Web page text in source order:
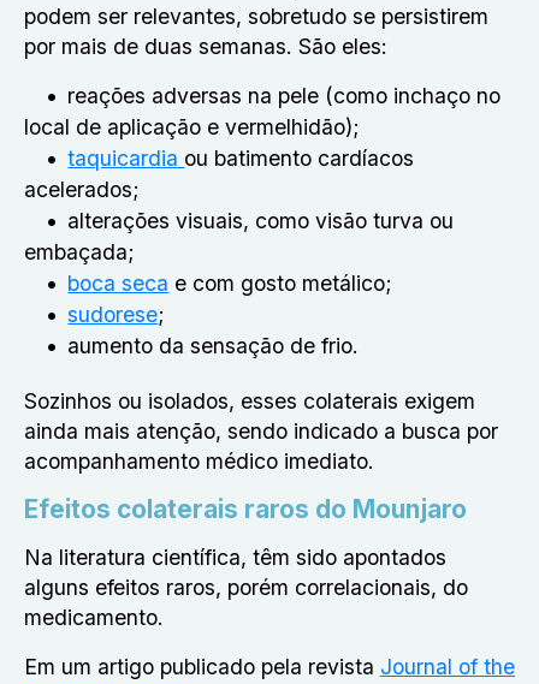
podem ser relevantes, sobretudo se persistirem
por mais de duas semanas. São eles:
reações adversas na pele (como inchaço no
local de aplicação e vermelhidão);
taquicardia ou batimento cardíacos
acelerados;
alterações visuais, como visão turva ou
embaçada;
boca seca e com gosto metálico;
sudorese;
aumento da sensação de frio.
Sozinhos ou isolados, esses colaterais exigem
ainda mais atenção, sendo indicado a busca por
acompanhamento médico imediato.
Efeitos colaterais raros do Mounjaro
Na literatura científica, têm sido apontados
alguns efeitos raros, porém correlacionais, do
medicamento.
Em um artigo publicado pela revista Journal of the